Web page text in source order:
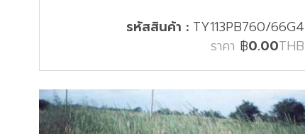
รหัสสินค้า : TY113PB760/66G4
ราคา ฿0.00THB